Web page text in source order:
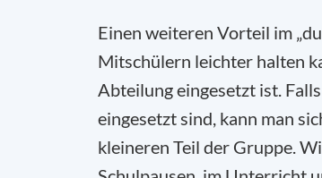
Einen weiteren Vorteil im
Mitschülern leichter halten
Abteilung eingesetzt ist.
eingesetzt sind, kann man
kleineren Teil der Gruppe.